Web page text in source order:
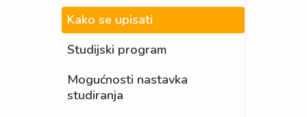
Kako se upisati
Studijski program
Mogućnosti nastavka
studiranja